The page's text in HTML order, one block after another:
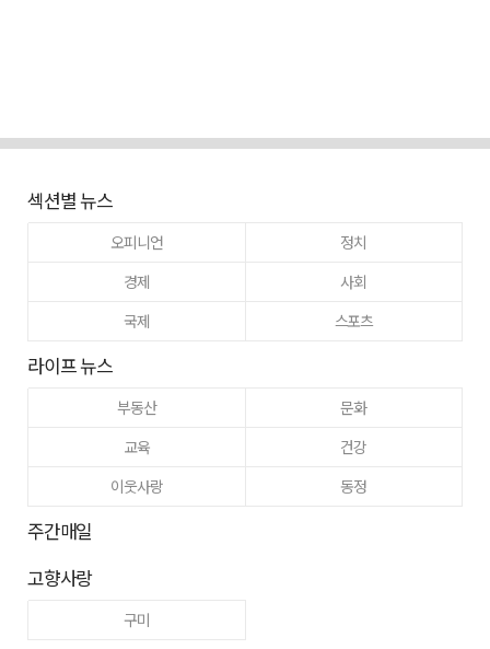
섹션별 뉴스
오피니언
정치
경제
사회
국제
스포츠
라이프 뉴스
부동산
문화
교육
건강
이웃사랑
동정
주간매일
고향사랑
구미